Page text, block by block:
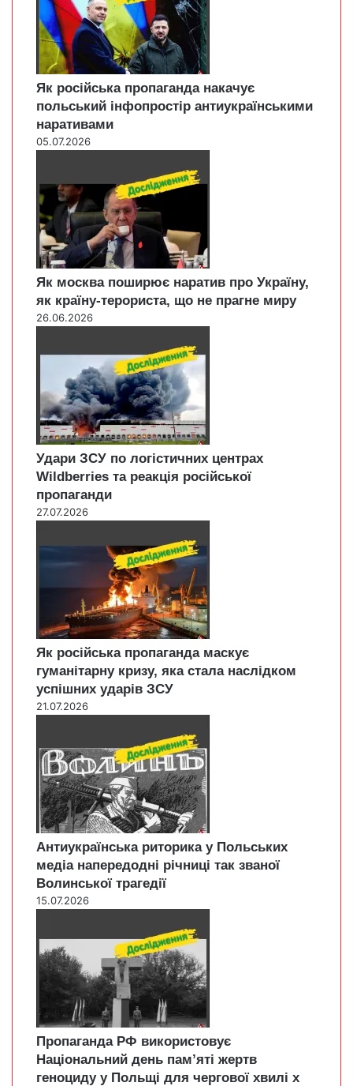
Як російська пропаганда накачує
польський інфопростір антиукраїнськими
наративами
05.07.2026
Як москва поширює наратив про Україну,
як країну-терориста, що не прагне миру
26.06.2026
Удари ЗСУ по логістичних центрах
Wildberries та реакція російської
пропаганди
27.07.2026
Як російська пропаганда маскує
гуманітарну кризу, яка стала наслідком
успішних ударів ЗСУ
21.07.2026
Антиукраїнська риторика у Польських
медіа напередодні річниці так званої
Волинської трагедії
15.07.2026
Пропаганда РФ використовує
Національний день пам’яті жертв
геноциду у Польщі для чергової хвилі х